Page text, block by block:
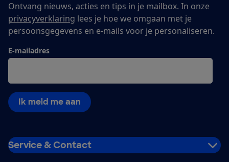
Ontvang nieuws, acties en tips in je mailbox. In onze
privacyverklaring lees je hoe we omgaan met je
persoonsgegevens en e-mails voor je personaliseren.
E-mailadres
Ik meld me aan
Service & Contact